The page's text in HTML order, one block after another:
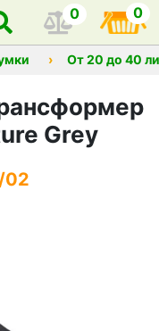
0 0
От 20 до 40
Grey
02